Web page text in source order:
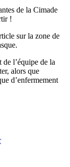
de la Cimade
!
sur la zone de
l’équipe de la
alors que
d’enfermement